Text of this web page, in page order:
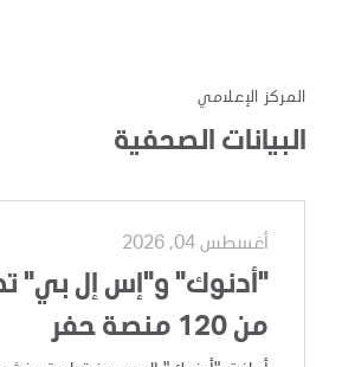
المركز الإعلامي
البيانات الصحفية
أغسطس 04, 2026
"أدنوك" و"إس إل بي"
من 120 منصة حفر